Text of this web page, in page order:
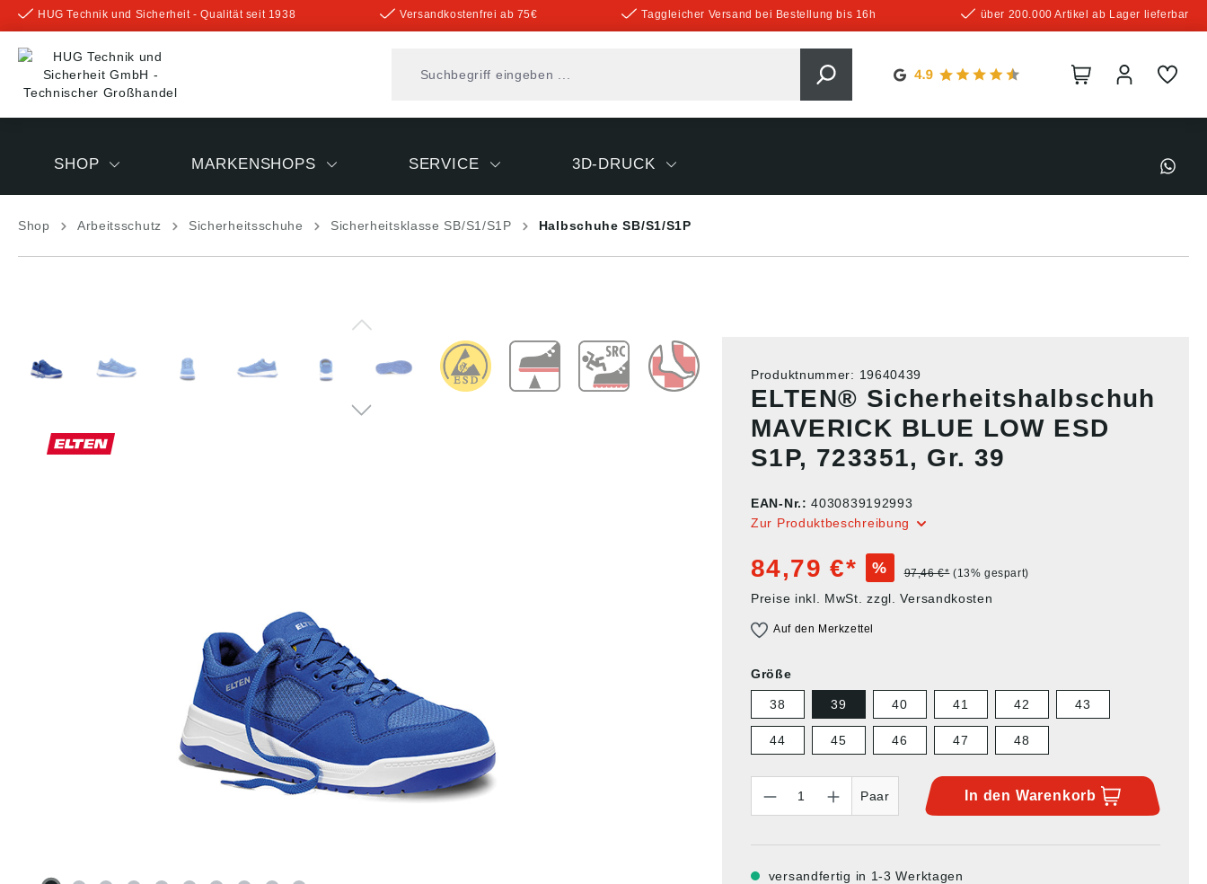
springen
HUG Technik und Sicherheit - Qualität seit 1938 Versandkostenfrei ab 75€ Taggleicher Versand bei Bestellung bis 16h über 200.000 Artikel ab Lager lieferbar
SHOP MARKENSHOPS SERVICE 3D-DRUCK
Shop Arbeitsschutz Sicherheitsschuhe Sicherheitsklasse SB/S1/S1P Halbschuhe SB/S1/S1P
Produktnummer: 19640439
ELTEN® Sicherheitshalbschuh
MAVERICK BLUE LOW ESD
S1P, 723351, Gr. 39
EAN-Nr.:4030839192993
Zur Produktbeschreibung
84,79 €* % 97,46 €* (13% gespart)
Preise inkl. MwSt. zzgl. Versandkosten
Auf den Merkzettel
Größe
38 39 40 41 42 43
44 45 46 47 48
Paar
In den Warenkorb
versandfertig in 1-3 Werktagen